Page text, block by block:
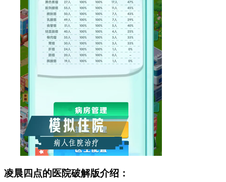
凌晨四点的医院破解版介绍：